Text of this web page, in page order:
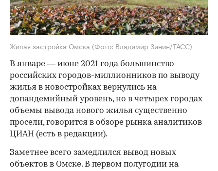
Жилая застройка Омска (Фото: Владимир Зинин/ТАСС)
В январе — июне 2021 года большинство
российских городов-миллионников по выводу
жилья в новостройках вернулись на
допандемийный уровень, но в четырех городах
объемы вывода нового жилья существенно
просели, говорится в обзоре рынка аналитиков
ЦИАН (есть в редакции).
Заметнее всего замедлился вывод новых
объектов в Омске. В первом полугодии на